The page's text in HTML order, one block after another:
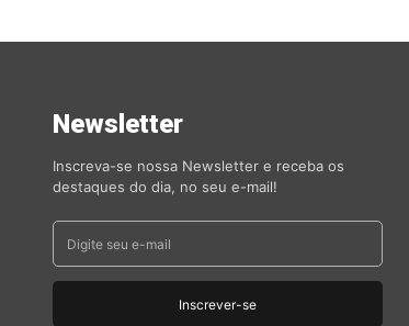
Newsletter
Inscreva-se nossa Newsletter e receba os
destaques do dia, no seu e-mail!
Inscrever-se